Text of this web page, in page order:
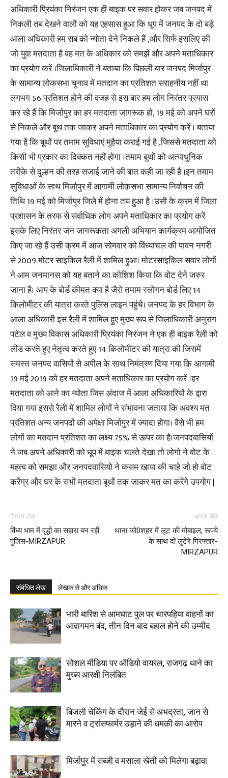
अधिकारी प्रियंका निरंजन एक ही बाइक पर सवार होकर जब जनपद में
निकली तब देखने वालों को यह एहसास हुआ कि धूप में जनपद के दो बड़े
आला अधिकारी हम सब को न्योता देने निकले हैं ,और सिर्फ इसलिए की
जो युवा मतदाता है वह मत के अधिकार को समझें और अपने मताधिकार
का प्रयोग करें ।जिलाधिकारी ने बताया कि पिछली बार जनपद मिर्जापुर
के सामान्य लोकसभा चुनाव में मतदान का प्रतिशत सराहनीय नहीं था
लगभग 56 प्रतिशत होने की वजह से इस बार हम लोग निरंतर प्रयास
कर रहे हैं कि मिर्जापुर का हर मतदाता जागरूक हो, 19 मई को अपने घरों
से निकले और बूथ तक जाकर अपने मताधिकार का प्रयोग करें । बताया
गया है कि बूथों पर तमाम सुविधाएं मुहैया कराई गई है ,जिससे मतदाता को
किसी भी प्रकार का दिक्कत नहीं होगा ।तमाम बूथों को अत्याधुनिक
तरीके से दुल्हन की तरह सजाई जाने की बात कही जा रही है ।इन तमाम
सुविधाओं के साथ मिर्जापुर में आगामी लोकसभा सामान्य निर्वाचन की
तिथि 19 मई को मिर्जापुर जिले में होना तय हुआ है ।उसी के क्रम में जिला
प्रशासन के तरफ से सर्वाधिक लोग अपने मताधिकार का प्रयोग करें
इसके लिए निरंतर जन जागरूकता अगली अभियान कार्यक्रम आयोजित
किए जा रहे हैं उसी क्रम में आज सोमवार को विंध्याचल की पावन नगरी
से 2009 मोटर साइकिल रैली में शामिल हुआ। मोटरसाइकिल सवार लोगों
ने आम जनमानस को यह बताने का कोशिश किया कि वोट देने जरुर
जाना है। आप के बोर्ड कीमत क्या है जैसे तमाम स्लोगन बोर्ड लिए 14
किलोमीटर की यात्रा करते पुलिस लाइन पहुंचे। जनपद के हर विभाग के
आला अधिकारी इस रैली में शामिल हुए मुख्य रूप से जिलाधिकारी अनुराग
पटेल व मुख्य विकास अधिकारी प्रियंका निरंजन ने एक ही बाइक रैली को
लीड करते हुए नेतृत्व करते हुए 14 किलोमीटर की यात्रा की जिसमें
समस्त जनपद वासियों से अपील के साथ निमंत्रण दिया गया कि आगामी
19 मई 2019 को हर मतदाता अपने मताधिकार का प्रयोग करें ।हर
मतदाता को आने का न्योता जिस अंदाज में आला अधिकारियों के द्वारा
दिया गया इससे रैली में शामिल लोगों ने संभावना जताया कि अवश्य मत
प्रतिशत अन्य जनपदों की अपेक्षा मिर्जापुर में ज्यादा होगा। वैसे भी हम
लोगों का मतदान प्रतिशत का लक्ष्य 75% से ऊपर का है।जनपदवासियों
ने जब अपने अधिकारी को धूप में बाइक चलते देखा तो लोगो ने वोट के
महत्व को समझा और जनपदवासियो ने कसम खाया की चाहे जो हो वोट
करेंग्र और घर के सभी मतदाता बूथों तक जाकर मत का करेंगे उपयोग |
पिछला लेख
विंध्य धाम में वृद्धो का सहारा बन रही
पुलिस-MIRZAPUR
अगला लेख
थाना को0शहर में लूट की मोबाइल, रूपये
के साथ दो लुटेरे गिरफ्तार-
MIRZAPUR
संबंधित लेख लेखक से और अधिक
भारी बारिश से आमघाट पुल पर चारपहिया वाहनों का
आवागमन बंद, तीन दिन बाद बहाल होने की उम्मीद
सोशल मीडिया पर ऑडियो वायरल, राजगढ़ थाने का
मुख्य आरक्षी निलंबित
बिजली चेकिंग के दौरान जेई से अभद्रता, जान से
मारने व ट्रांसफार्मर उड़ाने की धमकी का आरोप
मिर्जापुर में सब्जी व मसाला खेती को मिलेगा बढ़ावा